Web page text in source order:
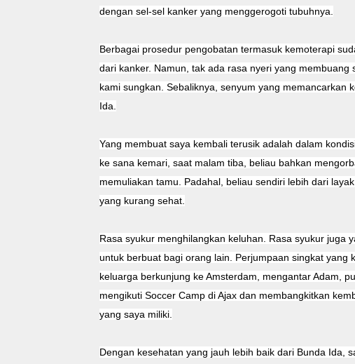
dengan sel-sel kanker yang menggerogoti tubuhnya.
Berbagai prosedur pengobatan termasuk kemoterapi
dari kanker. Namun, tak ada rasa nyeri yang
kami sungkan. Sebaliknya, senyum yang memancarkan
Ida.
Yang membuat saya kembali terusik adalah dalam
ke sana kemari, saat malam tiba, beliau bahkan
memuliakan tamu. Padahal, beliau sendiri lebih dari
yang kurang sehat.
Rasa syukur menghilangkan keluhan. Rasa syukur juga
untuk berbuat bagi orang lain. Perjumpaan singkat yang
keluarga berkunjung ke Amsterdam, mengantar Adam,
mengikuti Soccer Camp di Ajax dan membangkitkan
yang saya miliki.
Dengan kesehatan yang jauh lebih baik dari Bunda Ida,